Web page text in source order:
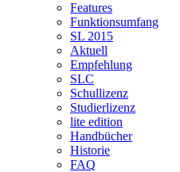
Features
Funktionsumfang
SL 2015
Aktuell
Empfehlung
SLC
Schullizenz
Studierlizenz
lite edition
Handbücher
Historie
FAQ